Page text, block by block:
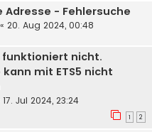
- Fehlersuche
« 20. Aug 2024, 00:48
funktioniert nicht.
mit ETS5 nicht
17. Jul 2024, 23:24
1 2